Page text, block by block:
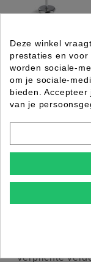
Barburys
Rating
Please
Uw naam
Enim quis
occaecat
Verplichte
Deze winkel
prestaties en
worden sociale-
om je sociale-
bieden.
van je